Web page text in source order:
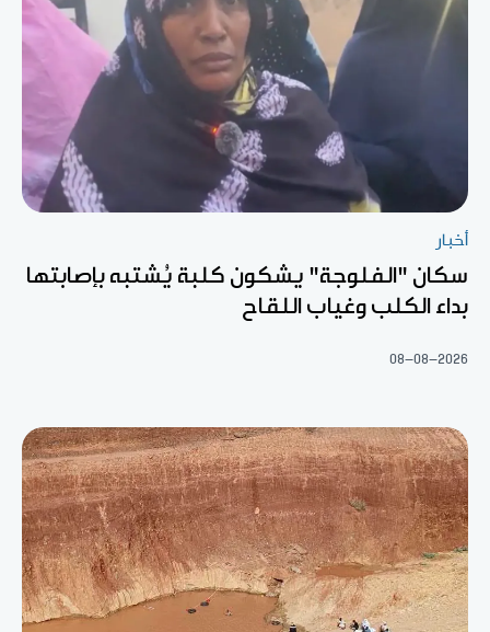
أخبار
سكان "الفلوجة" يشكون كلبة يُشتبه بإصابتها
بداء الكلب وغياب اللقاح
08-08-2026